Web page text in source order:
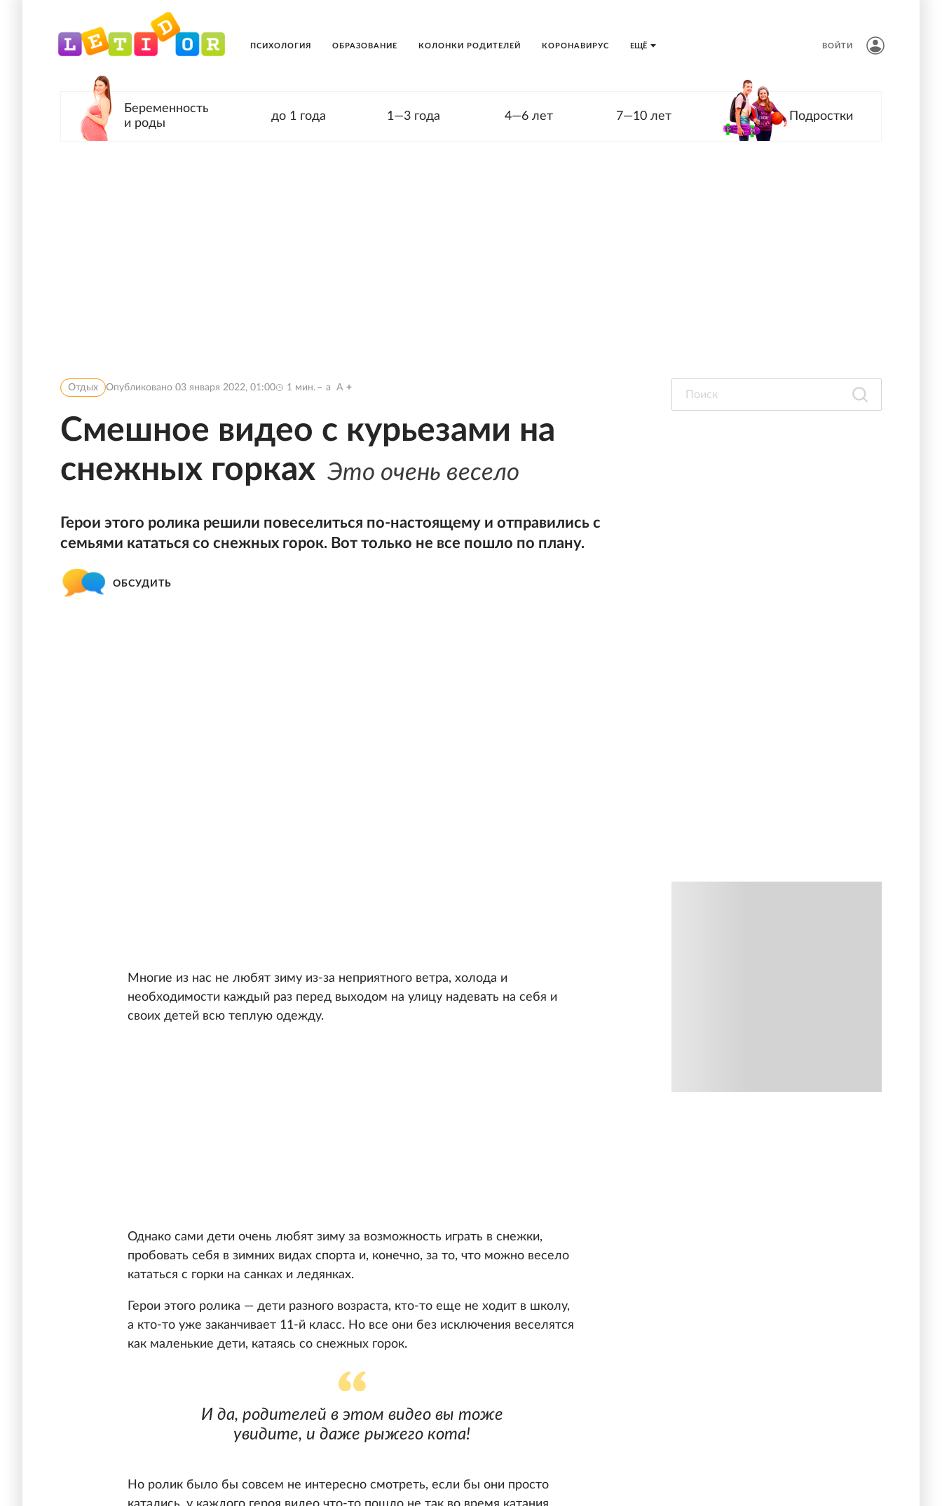
ЕЩЁ
ПСИХОЛОГИЯ ОБРАЗОВАНИЕ КОЛОНКИ РОДИТЕЛЕЙ КОРОНАВИРУС ВОЙТИ
Беременность
и роды
до 1 года 1—3 года 4—6 лет 7—10 лет Подростки
Отдых Опубликовано 03 января 2022, 01:00 1 мин. a A
Смешное видео с курьезами на
снежных горках Это очень весело
Герои этого ролика решили повеселиться по-настоящему и отправились с
семьями кататься со снежных горок. Вот только не все пошло по плану.
ОБСУДИТЬ
Многие из нас не любят зиму из-за неприятного ветра, холода и
необходимости каждый раз перед выходом на улицу надевать на себя и
своих детей всю теплую одежду.
Однако сами дети очень любят зиму за возможность играть в снежки,
пробовать себя в зимних видах спорта и, конечно, за то, что можно весело
кататься с горки на санках и ледянках.
Герои этого ролика — дети разного возраста, кто-то еще не ходит в школу,
а кто-то уже заканчивает 11-й класс. Но все они без исключения веселятся
как маленькие дети, катаясь со снежных горок.
И да, родителей в этом видео вы тоже
увидите, и даже рыжего кота!
Но ролик было бы совсем не интересно смотреть, если бы они просто